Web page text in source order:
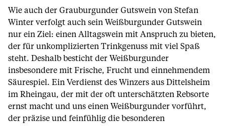
Wie auch der Grauburgunder Gutswein von Stefan
Winter verfolgt auch sein Weißburgunder Gutswein
nur ein Ziel: einen Alltagswein mit Anspruch zu bieten,
der für unkomplizierten Trinkgenuss mit viel Spaß
steht. Deshalb besticht der Weißburgunder
insbesondere mit Frische, Frucht und einnehmendem
Säurespiel. Ein Verdienst des Winzers aus Dittelsheim
im Rheingau, der mit der oft unterschätzten Rebsorte
ernst macht und uns einen Weißburgunder vorführt,
der präzise und feinfühlig die besonderen